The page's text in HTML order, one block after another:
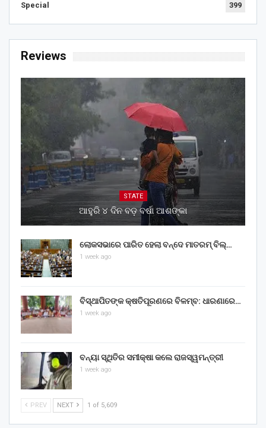
Special 399
Reviews
STATE
ଆହୁରି ୪ ଦିନ ବଡ଼ ବର୍ଷା ଆଶଙ୍କା
ଲୋକସଭାରେ ପାରିତ ହେଲା ବନ୍ଦେ ମାତରମ୍‌ ବିଲ୍‌…
1 week ago
ବିସ୍ଥାପିତଙ୍କ କ୍ଷତିପୂରଣରେ ବିଳମ୍ବ: ଧାରଣାରେ…
1 week ago
ବନ୍ୟା ସ୍ଥିତିର ସମୀକ୍ଷା କଲେ ରାଜସ୍ୱମନ୍ତ୍ରୀ
1 week ago
PREV NEXT 1 of 5,609